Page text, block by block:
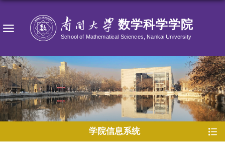
学院信息系统